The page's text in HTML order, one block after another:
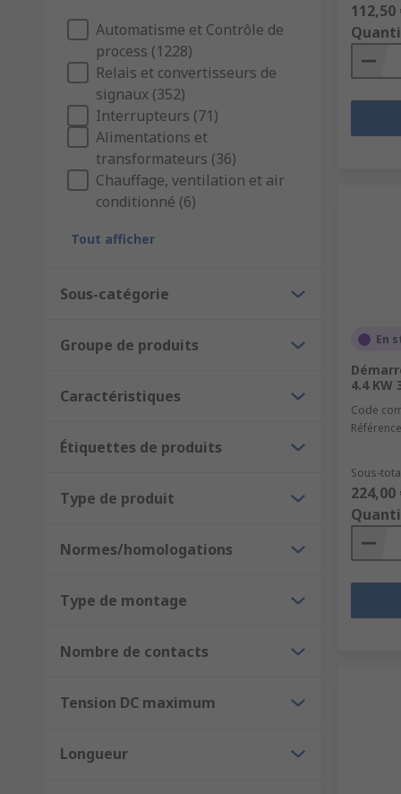
Automatisme et Contrôle de
process (1228)
Relais et convertisseurs de
signaux (352)
Interrupteurs (71)
Alimentations et
transformateurs (36)
Chauffage, ventilation et air
conditionné (6)
Tout afficher
Sous-catégorie
Groupe de produits
Caractéristiques
Étiquettes de produits
Type de produit
Normes/homologations
Type de montage
Nombre de contacts
Tension DC maximum
Longueur
112,50
En
4.4 KW
Code
Sous-
224,00